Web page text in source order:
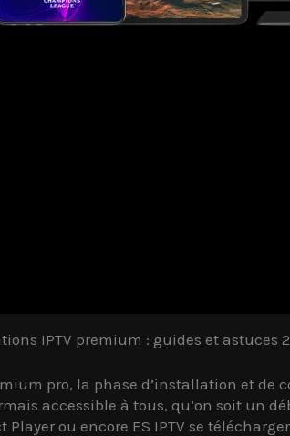
IPTV premium : guides et astuces
pro, la phase d’installation et
accessible à tous, qu’on soit un
Player ou encore ES IPTV se